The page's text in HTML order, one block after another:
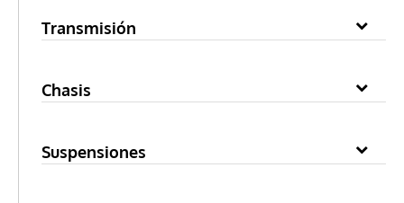
Transmisión
Chasis
Suspensiones